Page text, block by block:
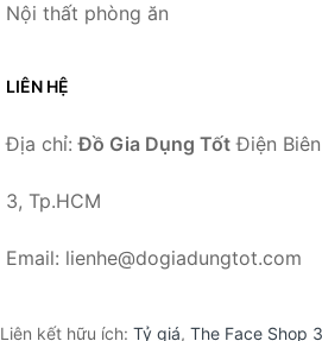
Nội thất phòng ăn
LIÊN HỆ
Địa chỉ:Đồ Gia Dụng Tốt Điện
3, Tp.HCM
Email: lienhe@dogiadungtot.com
Liên kết hữu ích: Tỷ giá, The Face Shop